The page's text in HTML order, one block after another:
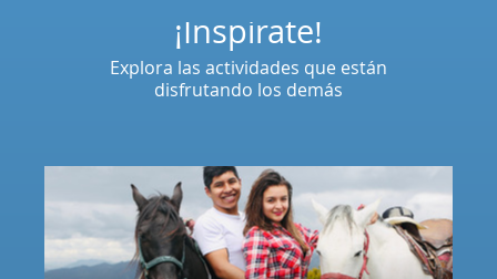
¡Inspírate!
Explora las actividades que están
disfrutando los demás